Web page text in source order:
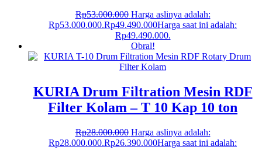
Rp53.000.000 Harga aslinya adalah:
Rp53.000.000.Rp49.490.000Harga saat ini adalah:
Rp49.490.000.
Obral!
KURIA Drum Filtration Mesin RDF
Filter Kolam – T 10 Kap 10 ton
Rp28.000.000 Harga aslinya adalah:
Rp28.000.000.Rp26.390.000Harga saat ini adalah: